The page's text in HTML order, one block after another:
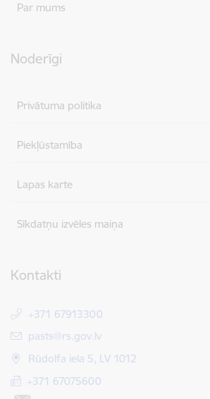
Par mums
Noderīgi
Privātuma politika
Piekļūstamība
Lapas karte
Sīkdatņu izvēles maiņa
Kontakti
+371 67913300
E-pasts:
pasts@rs.gov.lv
Rūdolfa iela 5, LV 1012
+371 67075600